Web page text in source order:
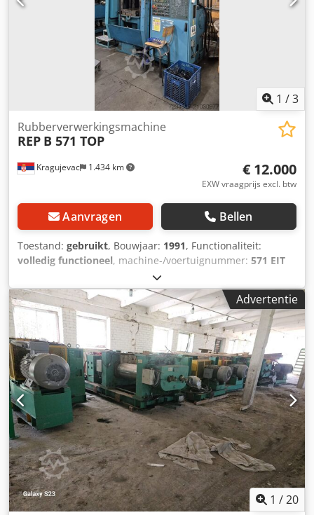
1 /3
Kragujevac 1.434 km
Rubberverwerkingsmachine
REP B 571 TOP
€ 12.000
EXW vraagprijs excl. btw
Aanvragen Bellen
Toestand: gebruikt, Bouwjaar: 1991, Functionaliteit:
volledig functioneel, machine-/voertuignummer: 571 EIT
2.500 kN
spuitgietmachine REP S, vloermaten 500 x 630, in
werkende staat met klemkracht van 250t en
injectiecapaciteit van 968 cm3. Chsdpfx Asyb Icbjkksa
Advertentie
1 /20